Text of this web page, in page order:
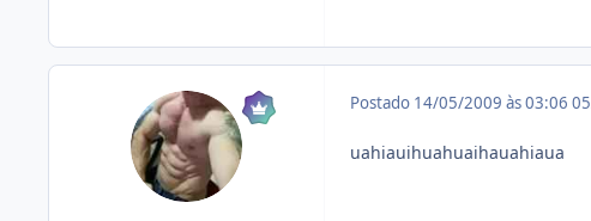
Postado 14/05/2009 às 03:06
uahiauihuahuaihauahiaua